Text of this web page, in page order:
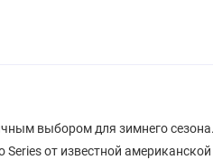
выбором для зимнего
от известной